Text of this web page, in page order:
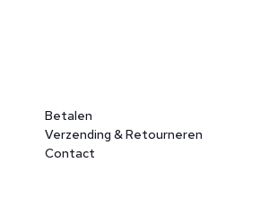
Betalen
Verzending & Retourneren
Contact